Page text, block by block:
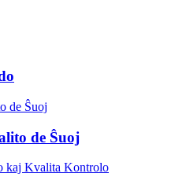
de Ŝuoj